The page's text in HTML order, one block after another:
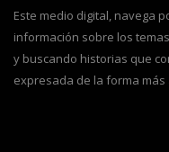
Este medio digital, navega
información sobre los
y buscando historias que
expresada de la forma más